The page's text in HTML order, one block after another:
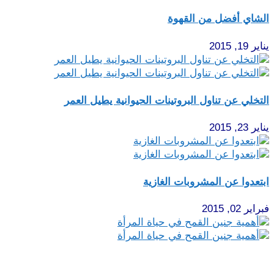
الشاي أفضل من القهوة
يناير 19, 2015
التخلي عن تناول البروتينات الحيوانية يطيل العمر
يناير 23, 2015
ابتعدوا عن المشروبات الغازية
فبراير 02, 2015